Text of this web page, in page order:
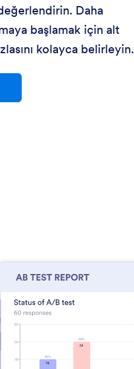
Daha
başlamak için alt
kolayca belirleyin.